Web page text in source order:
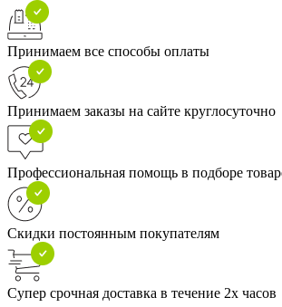
Принимаем все способы оплаты
Принимаем заказы на сайте круглосуточно
Профессиональная помощь в подборе
Скидки постоянным покупателям
Супер срочная доставка в течение 2х часов